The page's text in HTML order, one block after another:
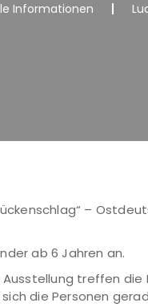
Informationen
–
ab 6 Jahren an.
treffen
die Personen